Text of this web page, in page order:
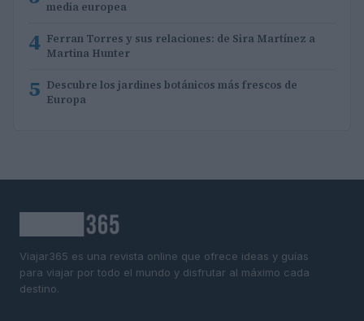
media europea
4 Ferran Torres y sus relaciones: de Sira Martínez a
Martina Hunter
5 Descubre los jardines botánicos más frescos de
Europa
Viajar365 es una revista online que ofrece ideas y guías
para viajar por todo el mundo y disfrutar al máximo cada
destino.